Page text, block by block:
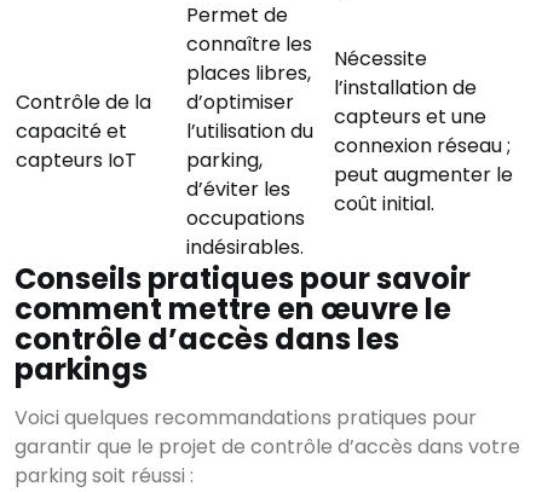
Contrôle de la
capacité et
capteurs IoT
Permet de
connaître les
places libres,
d’optimiser
l’utilisation du
parking,
d’éviter les
occupations
indésirables.
Nécessite
l’installation de
capteurs et une
connexion réseau ;
peut augmenter le
coût initial.
Conseils pratiques pour savoir
comment mettre en œuvre le
contrôle d’accès dans les
parkings
Voici quelques recommandations pratiques pour
garantir que le projet de contrôle d’accès dans votre
parking soit réussi :